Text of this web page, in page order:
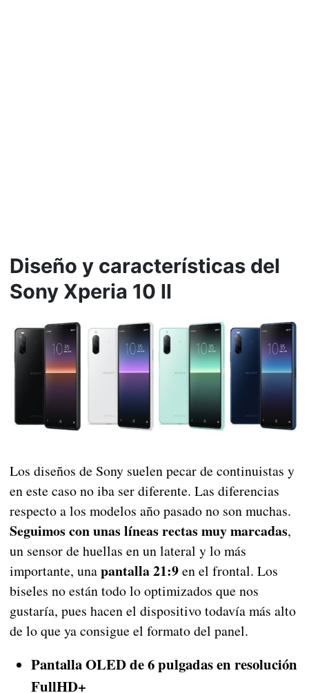
Diseño y características del
Sony Xperia 10 ll
Los diseños de Sony suelen pecar de continuistas y
en este caso no iba ser diferente. Las diferencias
respecto a los modelos año pasado no son muchas.
Seguimos con unas líneas rectas muy marcadas,
un sensor de huellas en un lateral y lo más
importante, unapantalla 21:9en el frontal. Los
biseles no están todo lo optimizados que nos
gustaría, pues hacen el dispositivo todavía más alto
de lo que ya consigue el formato del panel.
Pantalla OLED de 6 pulgadas en resolución
FullHD+